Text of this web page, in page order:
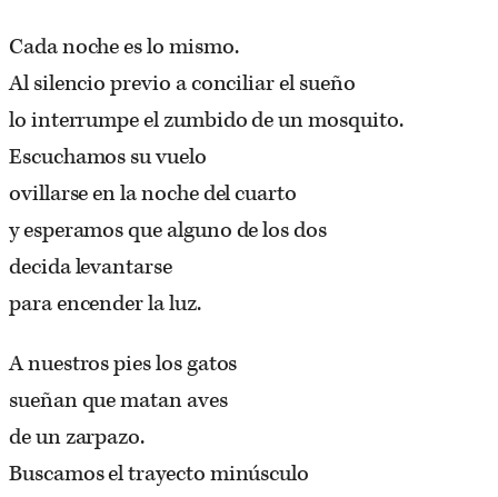
Cada noche es lo mismo.
Al silencio previo a conciliar el sueño
lo interrumpe el zumbido de un mosquito.
Escuchamos su vuelo
ovillarse en la noche del cuarto
y esperamos que alguno de los dos
decida levantarse
para encender la luz.
A nuestros pies los gatos
sueñan que matan aves
de un zarpazo.
Buscamos el trayecto minúsculo